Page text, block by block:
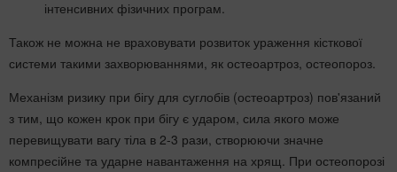
інтенсивних фізичних програм.
Також не можна не враховувати розвиток ураження кісткової
системи такими захворюваннями, як остеоартроз, остеопороз.
Механізм ризику при бігу для суглобів (остеоартроз) пов'язаний
з тим, що кожен крок при бігу є ударом, сила якого може
перевищувати вагу тіла в 2-3 рази, створюючи значне
компресійне та ударне навантаження на хрящ. При остеопорозі